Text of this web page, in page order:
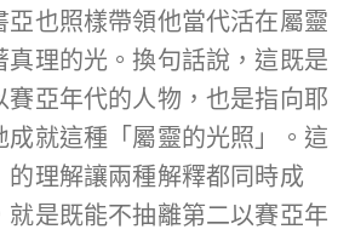
亞也照樣帶領他當代活在屬靈
真理的光。換句話說，這既是
賽亞年代的人物，也是指向耶
成就這種「屬靈的光照」。這
的理解讓兩種解釋都同時成
就是既能不抽離第二以賽亞年